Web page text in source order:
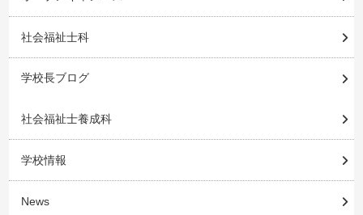
社会福祉士科
学校長ブログ
社会福祉士養成科
学校情報
News